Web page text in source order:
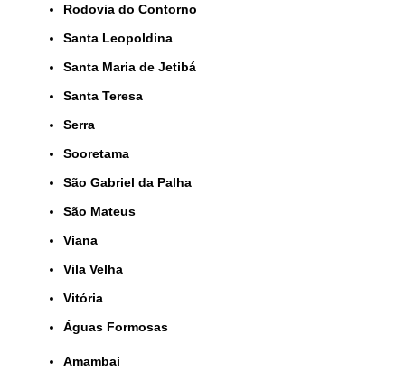
Rodovia do Contorno
Santa Leopoldina
Santa Maria de Jetibá
Santa Teresa
Serra
Sooretama
São Gabriel da Palha
São Mateus
Viana
Vila Velha
Vitória
Águas Formosas
Amambai